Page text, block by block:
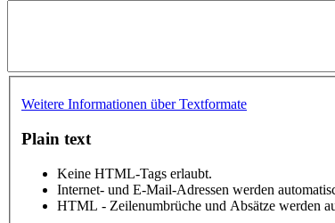
Weitere Informationen über Textformate
Plain text
Keine HTML-Tags erlaubt.
Internet- und E-Mail-Adressen werden
HTML - Zeilenumbrüche und Absätze werden